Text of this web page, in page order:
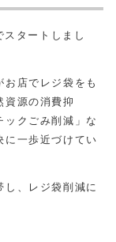
タートしまし
店でレジ袋をも
資源の消費抑
ックごみ削減」な
に一歩近づけてい
し、レジ袋削減に